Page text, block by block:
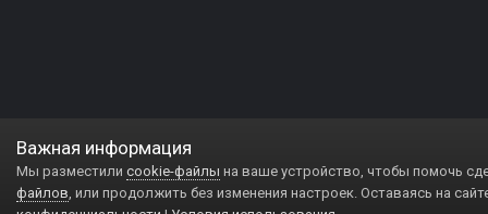
Важная информация
Мы разместили cookie-файлы на ваше устройство, чтобы помочь
файлов, или продолжить без изменения настроек. Оставаясь на